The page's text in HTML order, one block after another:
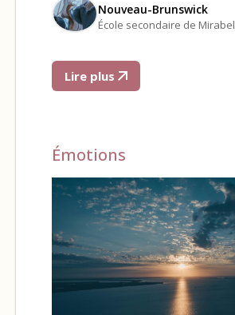
Nouveau-Brunswick
École secondaire de Mirabel
Lire plus
Émotions